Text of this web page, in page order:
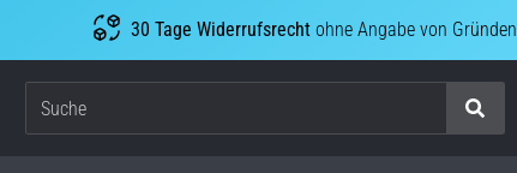
30 Tage Widerrufsrechtohne Angabe von Gründen
Suche